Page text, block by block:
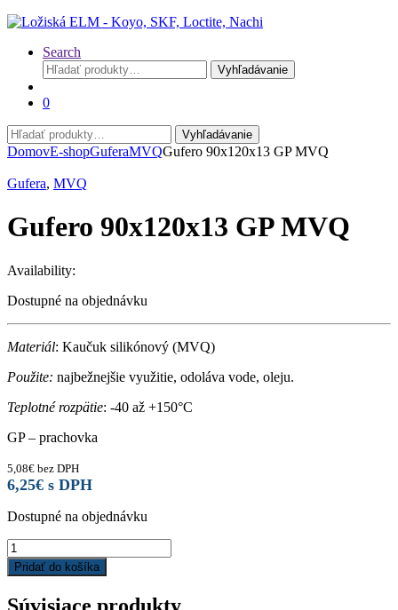
Search
Hľadať:
Vyhľadávanie
0
Hľadať:
Vyhľadávanie
DomovE-shopGuferaMVQGufero 90x120x13 GP MVQ
Gufera, MVQ
Gufero 90x120x13 GP MVQ
Availability:
Dostupné na objednávku
Materiál: Kaučuk silikónový (MVQ)
Použite: najbežnejšie využitie, odoláva vode, oleju.
Teplotné rozpätie: -40 až +150°C
GP – prachovka
5,08€ bez DPH
6,25€ s DPH
Dostupné na objednávku
Gufero
90x120x13
GP
Pridať do košíka
Súvisiace produkty